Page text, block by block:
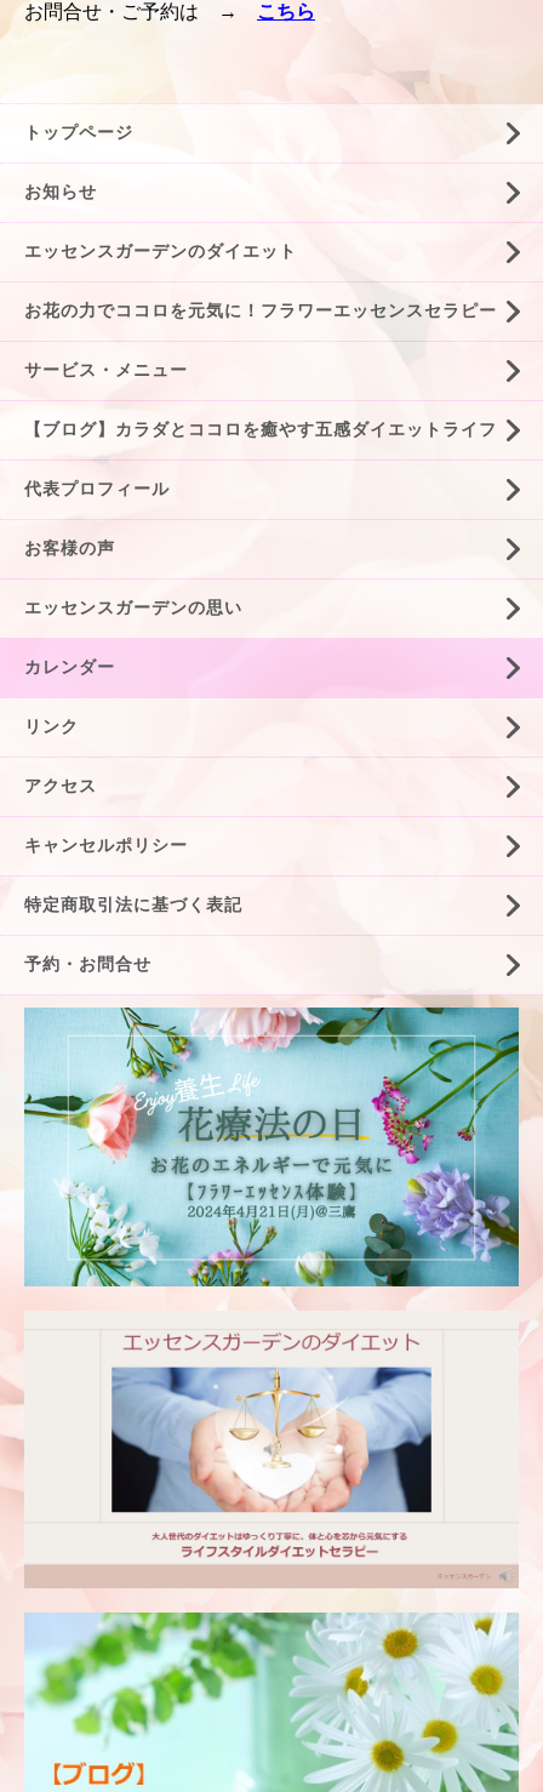
お問合せ・ご予約は → こちら
トップページ
お知らせ
エッセンスガーデンのダイエット
お花の力でココロを元気に！フラワーエッセンスセラピー
サービス・メニュー
【ブログ】カラダとココロを癒やす五感ダイエットライフ
代表プロフィール
お客様の声
エッセンスガーデンの思い
カレンダー
リンク
アクセス
キャンセルポリシー
特定商取引法に基づく表記
予約・お問合せ